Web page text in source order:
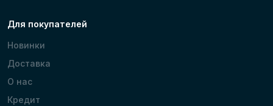
Для покупателей
Новинки
Доставка
О нас
Кредит